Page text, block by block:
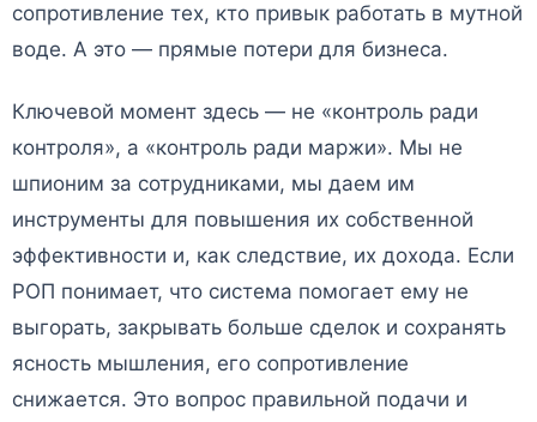
сопротивление тех, кто привык работать в мутной
воде. А это — прямые потери для бизнеса.
Ключевой момент здесь — не «контроль ради
контроля», а «контроль ради маржи». Мы не
шпионим за сотрудниками, мы даем им
инструменты для повышения их собственной
эффективности и, как следствие, их дохода. Если
РОП понимает, что система помогает ему не
выгорать, закрывать больше сделок и сохранять
ясность мышления, его сопротивление
снижается. Это вопрос правильной подачи и